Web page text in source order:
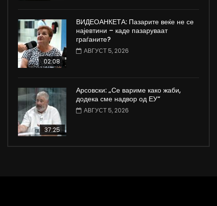
02:08
ВИДЕОАНКЕТА: Пазарите веќе не се
најевтини – каде пазаруваат
граѓаните?
АВГУСТ 5, 2026
37:25
Арсовски: „Се вариме како жаби,
додека сме надвор од ЕУ“
АВГУСТ 5, 2026